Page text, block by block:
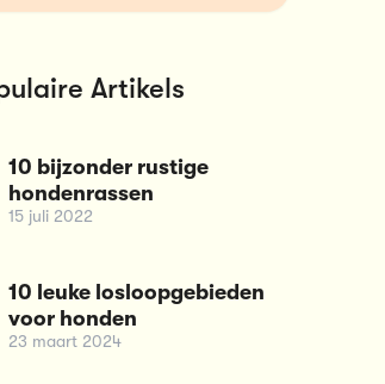
Artikels
10 bijzonder rustige
hondenrassen
15 juli 2022
10 leuke losloopgebieden
voor honden
23 maart 2024